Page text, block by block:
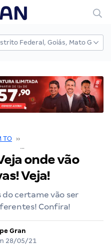
TO ››
onde vão
Veja!
do certame vão ser
Confira!
Gran
28/05/21